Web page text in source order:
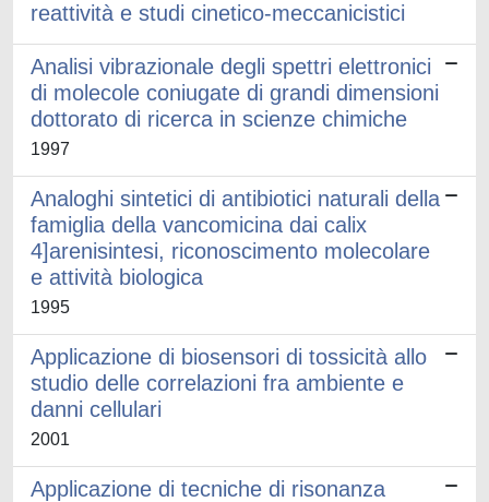
reattività e studi cinetico-meccanicistici
Analisi vibrazionale degli spettri elettronici
di molecole coniugate di grandi dimensioni
dottorato di ricerca in scienze chimiche
1997
Analoghi sintetici di antibiotici naturali della
famiglia della vancomicina dai calix
4]arenisintesi, riconoscimento molecolare
e attività biologica
1995
Applicazione di biosensori di tossicità allo
studio delle correlazioni fra ambiente e
danni cellulari
2001
Applicazione di tecniche di risonanza